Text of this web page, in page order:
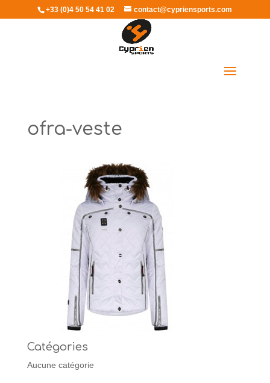
+33 (0)4 50 54 41 02 contact@cypriensports.com
ofra-veste
Catégories
Aucune catégorie